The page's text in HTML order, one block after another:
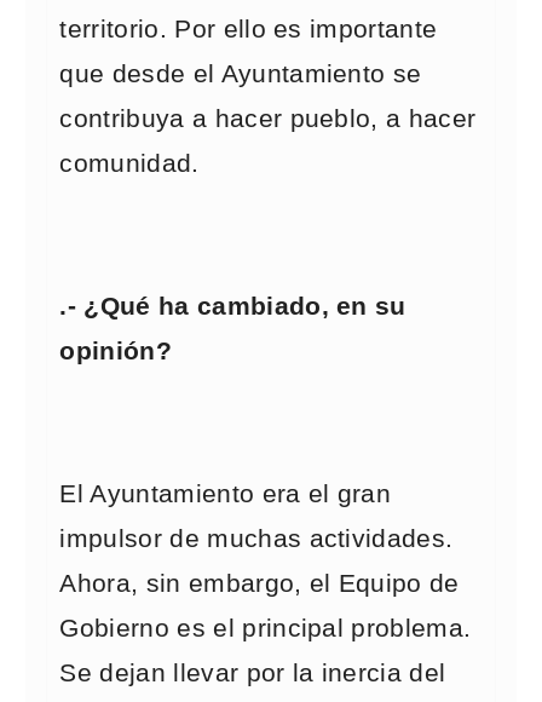
territorio. Por ello es importante
que desde el Ayuntamiento se
contribuya a hacer pueblo, a hacer
comunidad.
.- ¿Qué ha cambiado, en su
opinión?
El Ayuntamiento era el gran
impulsor de muchas actividades.
Ahora, sin embargo, el Equipo de
Gobierno es el principal problema.
Se dejan llevar por la inercia del